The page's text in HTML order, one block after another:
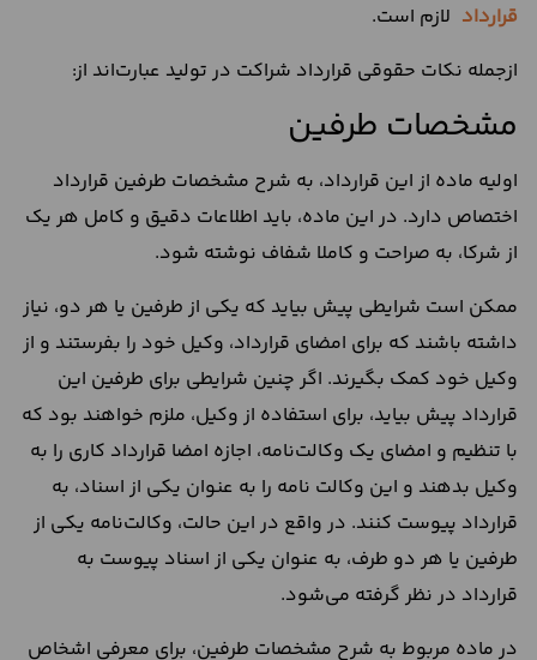
قرارداد لازم است.
ازجمله نکات حقوقی قرارداد شراکت در تولید عبارت‌اند از:
مشخصات طرفین
اولیه ماده از این قرارداد، به شرح مشخصات طرفین قرارداد
اختصاص دارد. در این ماده، باید اطلاعات دقیق و کامل هر یک
از شرکا، به صراحت و کاملا شفاف نوشته شود.
ممکن است شرایطی پیش بیاید که یکی از طرفین یا هر دو، نیاز
داشته باشند که برای امضای قرارداد، وکیل خود را بفرستند و از
وکیل خود کمک بگیرند. اگر چنین شرایطی برای طرفین این
قرارداد پیش بیاید، برای استفاده از وکیل، ملزم خواهند بود که
با تنظیم و امضای یک وکالت‌نامه‌، اجازه امضا قرارداد کاری را به
وکیل بدهند و این وکالت نامه را به عنوان یکی از اسناد، به
قرارداد پیوست کنند. در واقع در این حالت، وکالت‌نامه یکی از
طرفین یا هر دو طرف، به عنوان یکی از اسناد پیوست به
قرارداد در نظر گرفته می‌شود.
در ماده مربوط به شرح مشخصات طرفین، برای معرفی اشخاص